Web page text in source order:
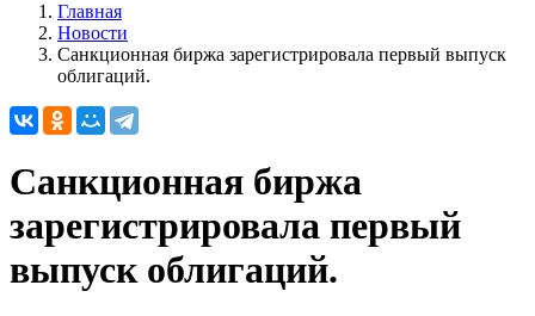
Главная
Новости
Санкционная биржа зарегистрировала первый выпуск
облигаций.
Санкционная биржа
зарегистрировала первый
выпуск облигаций.